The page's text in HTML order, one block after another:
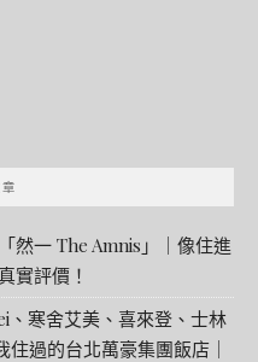
然一 The Amnis」｜像住進
實評價！
、寒舍艾美、喜來登、士林
住過的台北萬豪集團飯店｜